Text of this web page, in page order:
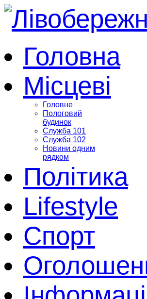
Головна
Місцеві
Головне
Пологовий
будинок
Служба 101
Служба 102
Новини одним
рядком
Політика
Lifestyle
Спорт